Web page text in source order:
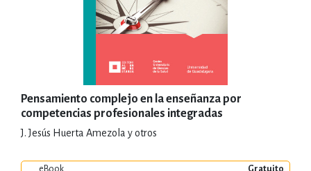
Pensamiento complejo en la enseñanza por
competencias profesionales integradas
J. Jesús Huerta Amezola y otros
eBook Gratuito